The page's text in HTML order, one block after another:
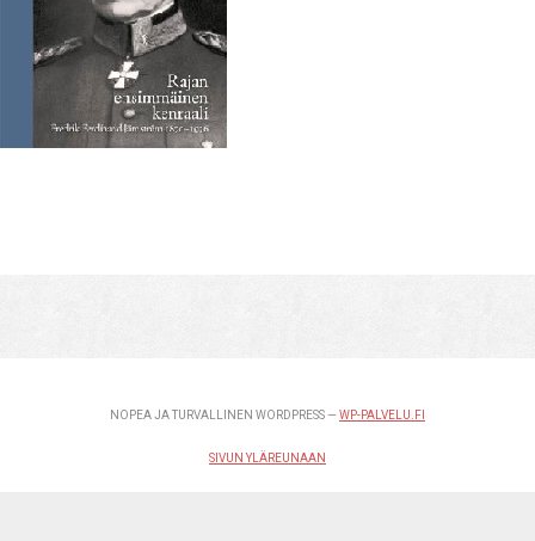
NOPEA JA TURVALLINEN WORDPRESS — WP-PALVELU.FI
SIVUN YLÄREUNAAN